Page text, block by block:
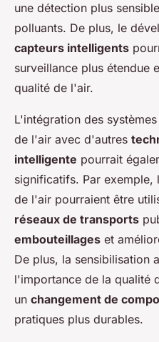
une détection plus
polluants. De plus, le
capteurs intelligents
surveillance plus étendue
qualité de l'air.
L'intégration des
de l'air avec d'autres
intelligente pourrait
significatifs. Par exemple,
de l'air pourraient être
réseaux de transports
embouteillages et
De plus, la sensibilisation
l'importance de la qualité
un changement de
pratiques plus durables.